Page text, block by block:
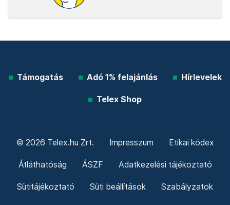
Támogatás Adó 1% felajánlás Hírlevelek
Telex Shop
© 2026 Telex.hu Zrt. Impresszum Etikai kódex
Átláthatóság ÁSZF Adatkezelési tájékoztató
Sütitájékoztató Süti beállítások Szabályzatok